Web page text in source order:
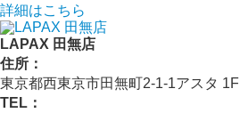
詳細はこちら
LAPAX 田無店
住所：
東京都西東京市田無町2-1-1アスタ 1F
TEL：